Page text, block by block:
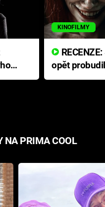
KINOFILMY
opět
přichází s
NA PRIMA COOL